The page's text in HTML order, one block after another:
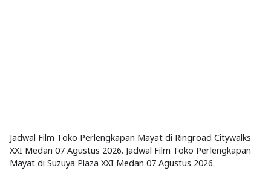
Jadwal Film Toko Perlengkapan Mayat di Ringroad Citywalks
XXI Medan 07 Agustus 2026. Jadwal Film Toko Perlengkapan
Mayat di Suzuya Plaza XXI Medan 07 Agustus 2026.